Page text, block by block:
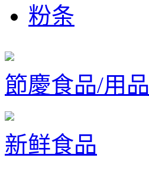
粉条
節慶食品/用品
新鲜食品